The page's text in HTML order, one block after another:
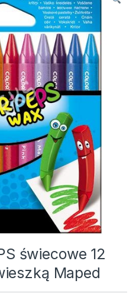
świecowe 12
Maped